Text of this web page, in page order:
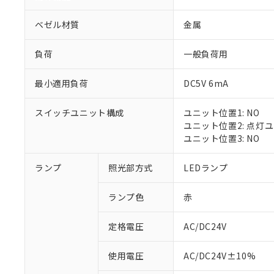
ベゼル材質 金属
負荷 一般負荷用
最小適用負荷 DC5V 6mA
スイッチユニット構成
ユニット位置1: NO
ユニット位置2: 点灯
ユニット位置3: NO
ランプ 照光部方式 LEDランプ
ランプ色 赤
定格電圧 AC/DC24V
使用電圧 AC/DC24V±10%
ご利用条件
※1 対応状況
調査・確認中：
非該当品：ライセ
仕入先様の事情に
があります。
※1 中国